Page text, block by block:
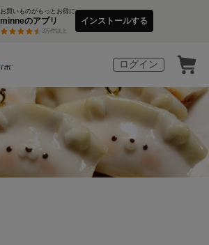
お買いものがもっとお得に
minneのアプリ
3万件以上
インストールする
ログイン